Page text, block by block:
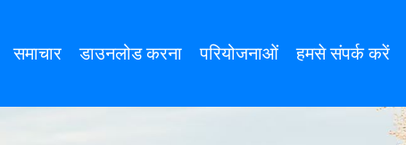
समाचार डाउनलोड करना परियोजनाओं हमसे संपर्क करें